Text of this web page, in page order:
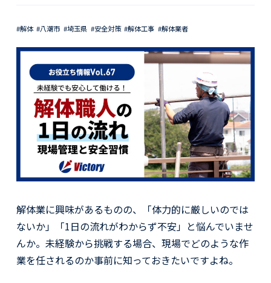
募集要項一覧
ドライバー職場体験
採用エントリー
よくある質問
Social link
サイト内検索
#解体 #八潮市 #埼玉県 #安全対策 #解体工事 #解体業者
解体業に興味があるものの、「体力的に厳しいのでは
ないか」「1日の流れがわからず不安」と悩んでいませ
んか。未経験から挑戦する場合、現場でどのような作
業を任されるのか事前に知っておきたいですよね。